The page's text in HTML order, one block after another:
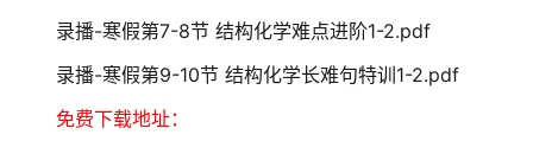
录播-寒假第7-8节 结构化学难点进阶1-2.pdf
录播-寒假第9-10节 结构化学长难句特训1-2.pdf
免费下载地址：